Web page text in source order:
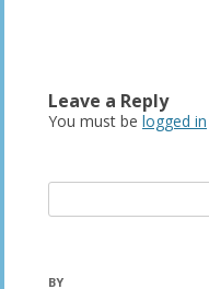
Leave a Reply
You must be logged in
for:
BY